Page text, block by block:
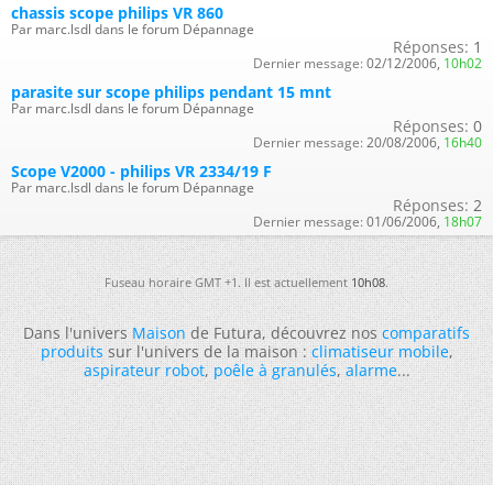
chassis scope philips VR 860
Par marc.lsdl dans le forum Dépannage
Réponses: 1
Dernier message: 02/12/2006, 10h02
parasite sur scope philips pendant 15 mnt
Par marc.lsdl dans le forum Dépannage
Réponses: 0
Dernier message: 20/08/2006, 16h40
Scope V2000 - philips VR 2334/19 F
Par marc.lsdl dans le forum Dépannage
Réponses: 2
Dernier message: 01/06/2006, 18h07
Fuseau horaire GMT +1. Il est actuellement10h08.
Dans l'universMaisonde Futura, découvrez noscomparatifs
produitssur l'univers de la maison :climatiseur mobile,
aspirateur robot,poêle à granulés,alarme...